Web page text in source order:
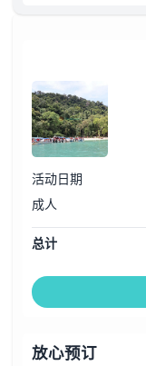
活动日期
成人
总计
放心预订